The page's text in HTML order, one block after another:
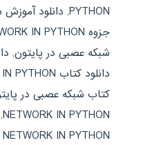
PYTHON
, دانلود
جزوه NEURAL NETWORK IN PYTHON
شبکه عصبی در پایتون,
دانلود کتاب NEURAL NETWORK IN PYTHON
کتاب شبکه عصبی در
NETWORK IN PYTHON
,
IN PYTHON